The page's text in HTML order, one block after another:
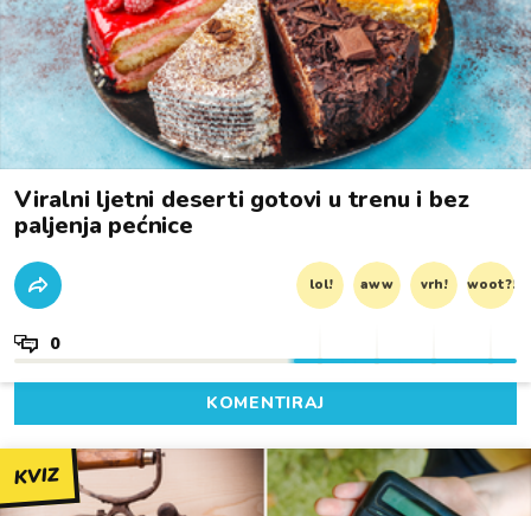
Viralni ljetni deserti gotovi u trenu i bez
paljenja pećnice
lol! aww vrh! woot?!
0
KOMENTIRAJ
KVIZ